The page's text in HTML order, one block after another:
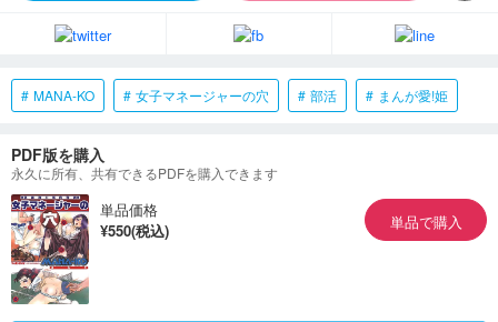
MANA-KO 女子マネージャーの穴 部活 まんが愛!姫
PDF版を購入
永久に所有、共有できるPDFを購入できます
単品価格
¥550(税込)
単品で購入